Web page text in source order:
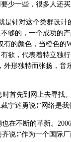
少一些，很多人还
针对这个类群设计
够的，一个成功的
的颜色，当橙色
欲，代表着特立独
外形独特而张扬，
首先到网上去寻找
宁述勇说∶“网络是
在不断的革新。
说∶“作为一个国际